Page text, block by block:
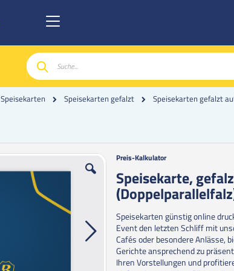
Suche
Speisekarten Speisekarten gefalzt Speisekarten gefalzt
Zum
der
Bildgalerie
springen
Preis-Kalkulator
Speisekarte,
Speisekarten günstig online
Event den letzten Schliff mit
Cafés oder besondere Anlässe,
Gerichte ansprechend zu
Ihren Vorstellungen und